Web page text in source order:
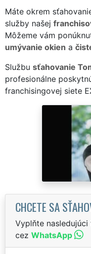
Máte okrem
služby našej
Môžeme vám
umývanie okien a
Službu sťahovanie
profesionálne
franchisingovej siete
CHCETE SA
Vyplňte
cez WhatsApp